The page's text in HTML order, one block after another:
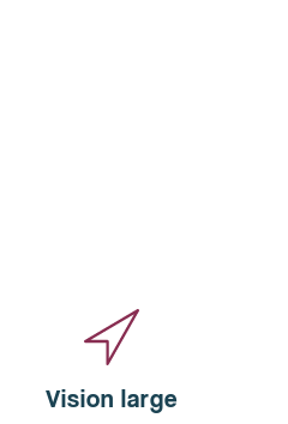
Vision large